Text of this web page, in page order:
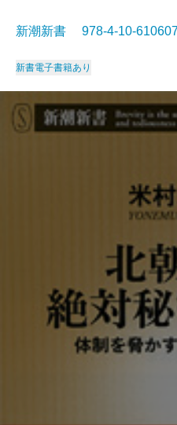
新潮新書 978-4-10-
新書電子書籍あり